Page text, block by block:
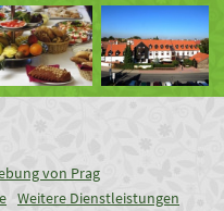
von Prag
Weitere Dienstleistungen